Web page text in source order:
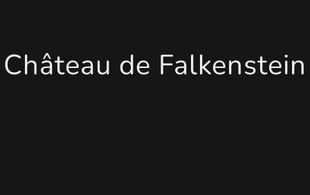
Château de Falkenstein